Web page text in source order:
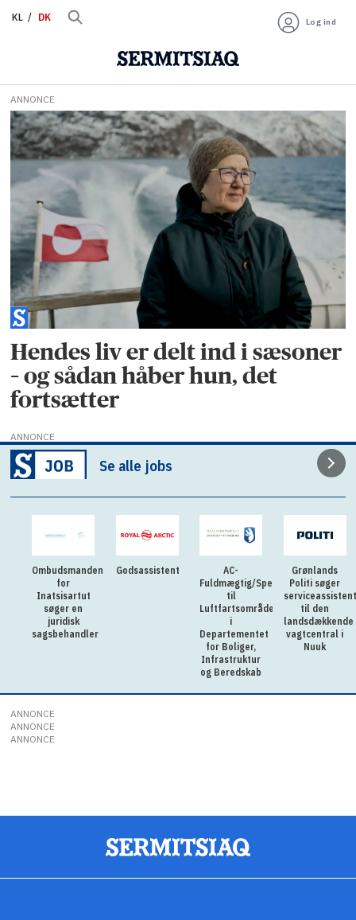
KL DK Log ind
Tag:
otto
frederiksen
ANNONCE
Hendes liv er delt ind i sæsoner
– og sådan håber hun, det
fortsætter
ANNONCE
Se alle jobs
Ombudsmanden
for
Inatsisartut
søger en
juridisk
sagsbehandler
Godsassistent
AC-
Fuldmægtig/Specialkonsulent
til
Luftfartsområdet
i
Departementet
for Boliger,
Infrastruktur
og Beredskab
Grønlands
Politi søger
til den
landsdækkende
vagtcentral i
Nuuk
ANNONCE
ANNONCE
ANNONCE